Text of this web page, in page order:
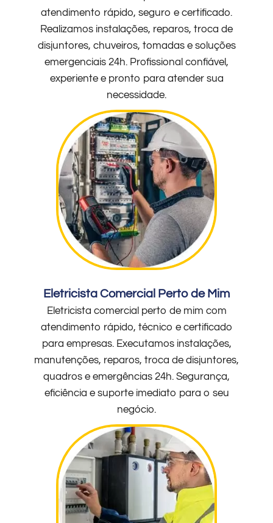
atendimento rápido, seguro e certificado.
Realizamos instalações, reparos, troca de
disjuntores, chuveiros, tomadas e soluções
emergenciais 24h. Profissional confiável,
experiente e pronto para atender sua
necessidade.
Eletricista Comercial Perto de Mim
Eletricista comercial perto de mim com
atendimento rápido, técnico e certificado
para empresas. Executamos instalações,
manutenções, reparos, troca de disjuntores,
quadros e emergências 24h. Segurança,
eficiência e suporte imediato para o seu
negócio.